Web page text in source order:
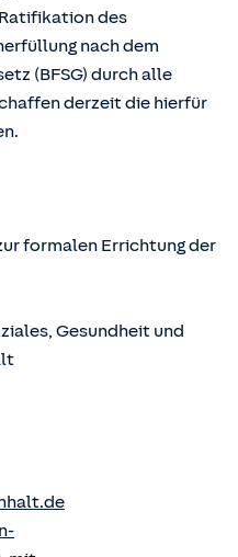
des
nach dem
(BFSG) durch alle
derzeit die hierfür
formalen Errichtung der
Gesundheit und